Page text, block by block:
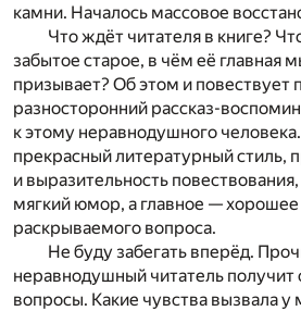
камни. Началось массовое
Что ждёт читателя в книге?
забытое старое, в чём её главная
призывает? Об этом и повествует
разносторонний рассказ-
к этому неравнодушного
прекрасный литературный стиль,
и выразительность
мягкий юмор, а главное — хорошее
раскрываемого вопроса.
Не буду забегать вперёд.
неравнодушный читатель получит
вопросы. Какие чувства вызвала у